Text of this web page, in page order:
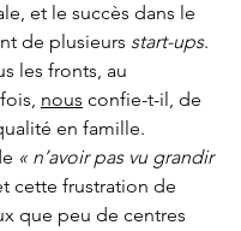
et le succès dans le
de plusieurs start-ups.
les fronts, au
nous confie-t-il, de
en famille.
« n’avoir pas vu grandir
cette frustration de
que peu de centres